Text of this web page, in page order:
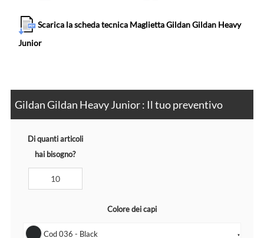
Scarica la scheda tecnica Maglietta Gildan Gildan Heavy
Junior
Gildan Gildan Heavy Junior : Il tuo preventivo
Di quanti articoli
hai bisogno?
Colore dei capi
Cod 036 - Black ▼